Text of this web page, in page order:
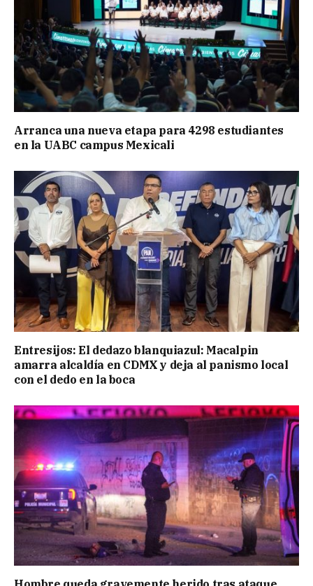
Arranca una nueva etapa para 4298 estudiantes
en la UABC campus Mexicali
Entresijos: El dedazo blanquiazul: Macalpin
amarra alcaldía en CDMX y deja al panismo local
con el dedo en la boca